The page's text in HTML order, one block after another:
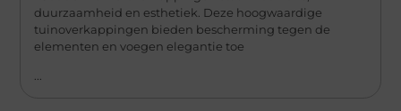
duurzaamheid en esthetiek. Deze hoogwaardige
tuinoverkappingen bieden bescherming tegen de
elementen en voegen elegantie toe